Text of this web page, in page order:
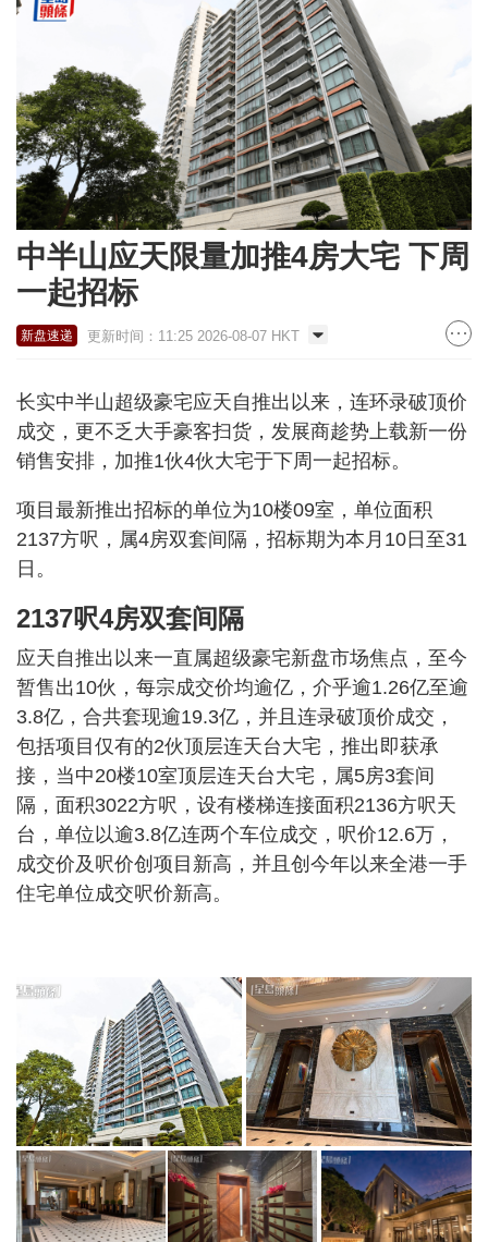
中半山应天限量加推4房大宅 下周
一起招标
新盘速递 更新时间：11:25 2026-08-07 HKT
长实中半山超级豪宅应天自推出以来，连环录破顶价
成交，更不乏大手豪客扫货，发展商趁势上载新一份
销售安排，加推1伙4伙大宅于下周一起招标。
项目最新推出招标的单位为10楼09室，单位面积
2137方呎，属4房双套间隔，招标期为本月10日至31
日。
2137呎4房双套间隔
应天自推出以来一直属超级豪宅新盘市场焦点，至今
暂售出10伙，每宗成交价均逾亿，介乎逾1.26亿至逾
3.8亿，合共套现逾19.3亿，并且连录破顶价成交，
包括项目仅有的2伙顶层连天台大宅，推出即获承
接，当中20楼10室顶层连天台大宅，属5房3套间
隔，面积3022方呎，设有楼梯连接面积2136方呎天
台，单位以逾3.8亿连两个车位成交，呎价12.6万，
成交价及呎价创项目新高，并且创今年以来全港一手
住宅单位成交呎价新高。